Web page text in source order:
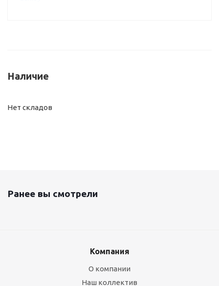
Наличие
Нет складов
Ранее вы смотрели
Компания
О компании
Наш коллектив